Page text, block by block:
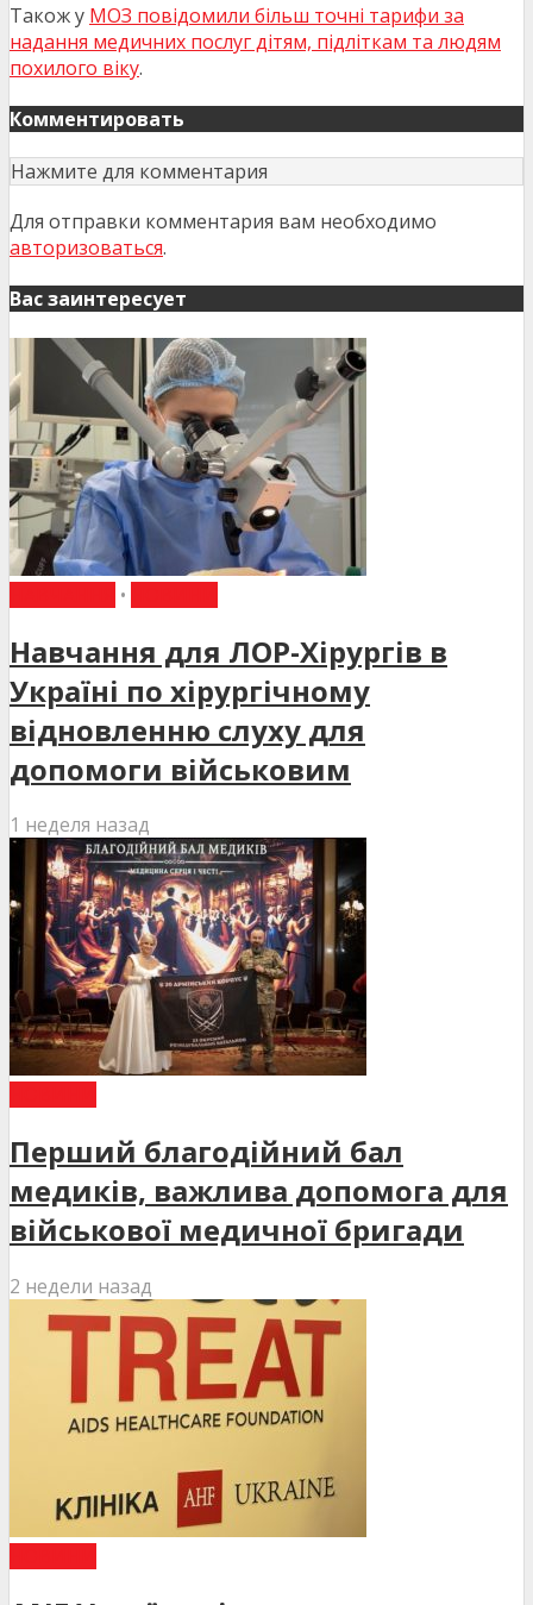
Також у МОЗ повідомили більш точні тарифи за
надання медичних послуг дітям, підліткам та людям
похилого віку.
Комментировать
Нажмите для комментария
Для отправки комментария вам необходимо
авторизоваться.
Вас заинтересует
•
Навчання для ЛОР-Хірургів в
Україні по хірургічному
відновленню слуху для
допомоги військовим
1 неделя назад
Перший благодійний бал
медиків, важлива допомога для
військової медичної бригади
2 недели назад